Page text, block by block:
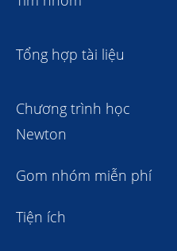
Tổng hợp tài liệu
Chương trình học
Newton
Gom nhóm miễn phí
Tiện ích